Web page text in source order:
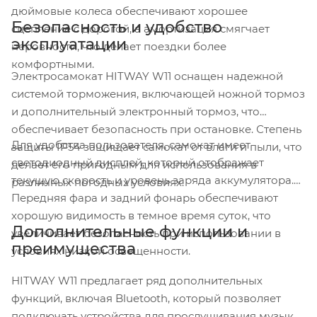
дюймовые колеса обеспечивают хорошее
сцепление с дорогой, а амортизация смягчает
неровности, что делает поездки более
комфортными.
Безопасность и удобство
эксплуатации
Электросамокат HITWAY W11 оснащен надежной
системой торможения, включающей ножной тормоз
и дополнительный электронный тормоз, что
обеспечивает безопасность при остановке. Степень
защиты IP54 защищает самокат от влаги и пыли, что
делает его пригодным для использования в
различных погодных условиях.
Для удобства пользователя, самокат имеет
светодиодный дисплей, который отображает
текущую скорость и уровень заряда аккумулятора.
Передняя фара и задний фонарь обеспечивают
хорошую видимость в темное время суток, что
увеличивает безопасность при использовании в
условиях низкой освещенности.
Дополнительные функции и
преимущества
HITWAY W11 предлагает ряд дополнительных
функций, включая Bluetooth, который позволяет